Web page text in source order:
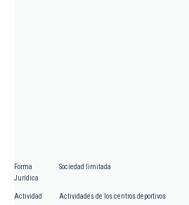
Forma
Jurídica
Sociedad limitada
Actividad Actividades de los centros deportivos